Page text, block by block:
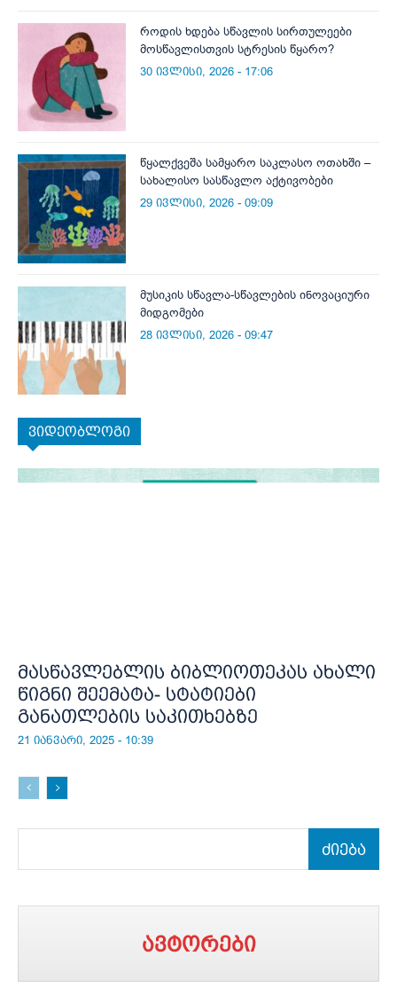
როდის ხდება სწავლის სირთულეები
მოსწავლისთვის სტრესის წყარო?
30 ივლისი, 2026 - 17:06
წყალქვეშა სამყარო საკლასო ოთახში –
სახალისო სასწავლო აქტივობები
29 ივლისი, 2026 - 09:09
მუსიკის სწავლა-სწავლების ინოვაციური
მიდგომები
28 ივლისი, 2026 - 09:47
ვიდეობლოგი
მასწავლებლის ბიბლიოთეკას ახალი
წიგნი შეემატა- სტატიები
განათლების საკითხებზე
21 იანვარი, 2025 - 10:39
ძიება
ავტორები